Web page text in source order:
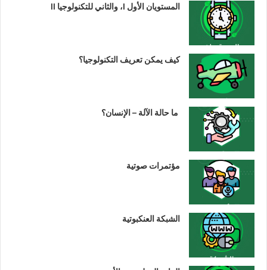
المستويان الأول I، والثاني للتكنولوجيا II
كيف يمكن تعريف التكنولوجيا؟
ما حالة الآلة – الإنسان؟
مؤتمرات صوتية
الشبكة العنكبوتية